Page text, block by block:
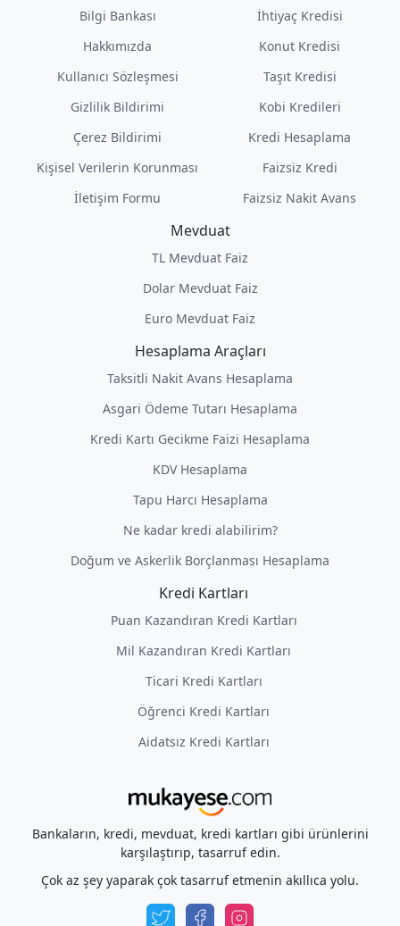
Bilgi Bankası
Hakkımızda
Kullanıcı Sözleşmesi
Gizlilik Bildirimi
Çerez Bildirimi
Kişisel Verilerin Korunması
İletişim Formu
İhtiyaç Kredisi
Konut Kredisi
Taşıt Kredisi
Kobi Kredileri
Kredi Hesaplama
Faizsiz Kredi
Faizsiz Nakit Avans
Mevduat
TL Mevduat Faiz
Dolar Mevduat Faiz
Euro Mevduat Faiz
Hesaplama Araçları
Taksitli Nakit Avans Hesaplama
Asgari Ödeme Tutarı Hesaplama
Kredi Kartı Gecikme Faizi Hesaplama
KDV Hesaplama
Tapu Harcı Hesaplama
Ne kadar kredi alabilirim?
Doğum ve Askerlik Borçlanması Hesaplama
Kredi Kartları
Puan Kazandıran Kredi Kartları
Mil Kazandıran Kredi Kartları
Ticari Kredi Kartları
Öğrenci Kredi Kartları
Aidatsız Kredi Kartları
Bankaların, kredi, mevduat, kredi kartları gibi ürünlerini
karşılaştırıp, tasarruf edin.
Çok az şey yaparak çok tasarruf etmenin akıllıca yolu.